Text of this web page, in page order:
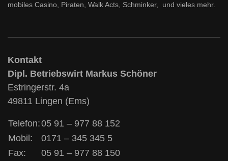
mobiles Casino, Piraten, Walk Acts, Schminker, und vieles mehr.
Kontakt
Dipl. Betriebswirt Markus Schöner
Estringerstr. 4a
49811 Lingen (Ems)
Telefon:05 91 – 977 88 152
Mobil:
0171 – 345 345 5
Fax:
05 91 – 977 88 150